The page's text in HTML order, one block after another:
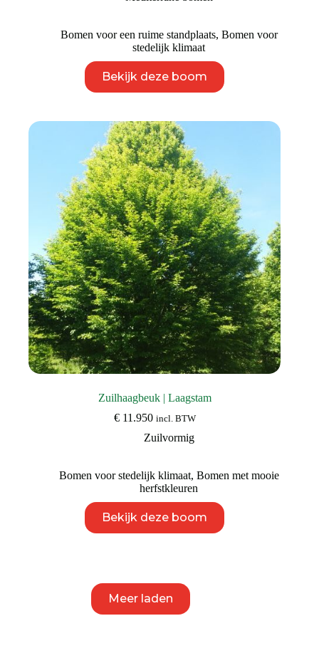
Bomen voor een ruime standplaats, Bomen voor
stedelijk klimaat
Bekijk deze boom
product
heeft
variaties.
Deze
optie
kan
gekozen
worden
op
de
productpagina
Zuilhaagbeuk | Laagstam
€11.950 incl. BTW
Zuilvormig
Bomen voor stedelijk klimaat, Bomen met mooie
herfstkleuren
Bekijk deze boom
product
heeft
optie
kan
gekozen
Meer laden